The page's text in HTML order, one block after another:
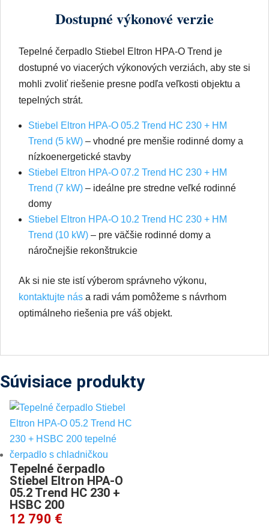
Dostupné výkonové verzie
Tepelné čerpadlo Stiebel Eltron HPA-O Trend je
dostupné vo viacerých výkonových verziách, aby ste si
mohli zvoliť riešenie presne podľa veľkosti objektu a
tepelných strát.
Stiebel Eltron HPA-O 05.2 Trend HC 230 + HM
Trend (5 kW) – vhodné pre menšie rodinné domy a
nízkoenergetické stavby
Stiebel Eltron HPA-O 07.2 Trend HC 230 + HM
Trend (7 kW) – ideálne pre stredne veľké rodinné
domy
Stiebel Eltron HPA-O 10.2 Trend HC 230 + HM
Trend (10 kW) – pre väčšie rodinné domy a
náročnejšie rekonštrukcie
Ak si nie ste istí výberom správneho výkonu,
kontaktujte nás a radi vám pomôžeme s návrhom
optimálneho riešenia pre váš objekt.
Súvisiace produkty
Tepelné čerpadlo
Stiebel Eltron HPA-O
05.2 Trend HC 230 +
HSBC 200
12 790 €